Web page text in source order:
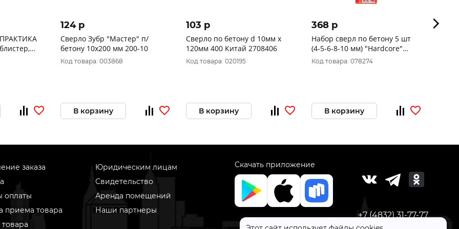
124 p
Сверло Зубр "Мастер" п/
бетону 10х200 мм 200-10
Код товара: 003868
В корзину
103 p
Сверло по бетону d 10мм х
120мм 400 Китай 2708406
Код товара: 020195
В корзину
368 p
Набор сверл по бетону 5 шт
(4-5-6-8-10 мм) "Hardcore"
130000
Код товара: 078274
В корзину
510
заказа
оплаты
приема товара
Юридическим лицам
Свидетельство
Аренда помещений
Наши партнеры
Скачать приложение
+7 (4832) 31-77-77